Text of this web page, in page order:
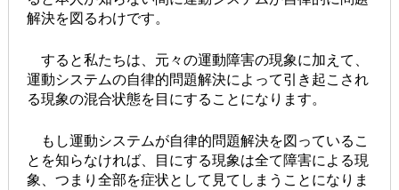
解決を図るわけです。
すると私たちは、元々の運動障害の現象に加えて、
運動システムの自律的問題解決によって引き起こされ
る現象の混合状態を目にすることになります。
もし運動システムが自律的問題解決を図っているこ
とを知らなければ、目にする現象は全て障害による現
象、つまり全部を症状として見てしまうことになりま